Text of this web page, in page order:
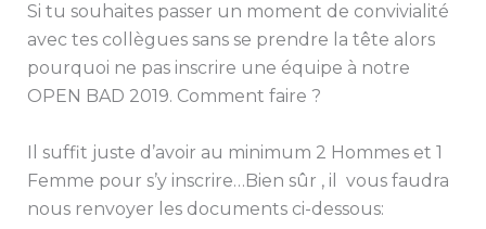
Si tu souhaites passer un moment de convivialité
avec tes collègues sans se prendre la tête alors
pourquoi ne pas inscrire une équipe à notre
OPEN BAD 2019. Comment faire ?
Il suffit juste d’avoir au minimum 2 Hommes et 1
Femme pour s’y inscrire…Bien sûr , il vous faudra
nous renvoyer les documents ci-dessous: